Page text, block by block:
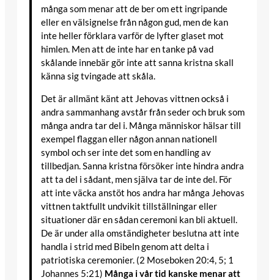
många som menar att de ber om ett ingripande
eller en välsignelse från någon gud, men de kan
inte heller förklara varför de lyfter glaset mot
himlen. Men att de inte har en tanke på vad
skålande innebär gör inte att sanna kristna skall
känna sig tvingade att skåla.
Det är allmänt känt att Jehovas vittnen också i
andra sammanhang avstår från seder och bruk som
många andra tar del i. Många människor hälsar till
exempel flaggan eller någon annan nationell
symbol och ser inte det som en handling av
tillbedjan. Sanna kristna försöker inte hindra andra
att ta del i sådant, men själva tar de inte del. För
att inte väcka anstöt hos andra har många Jehovas
vittnen taktfullt undvikit tillställningar eller
situationer där en sådan ceremoni kan bli aktuell.
De är under alla omständigheter beslutna att inte
handla i strid med Bibeln genom att delta i
patriotiska ceremonier. (2 Moseboken 20:4, 5; 1
Johannes 5:21) Många i vår tid kanske menar att